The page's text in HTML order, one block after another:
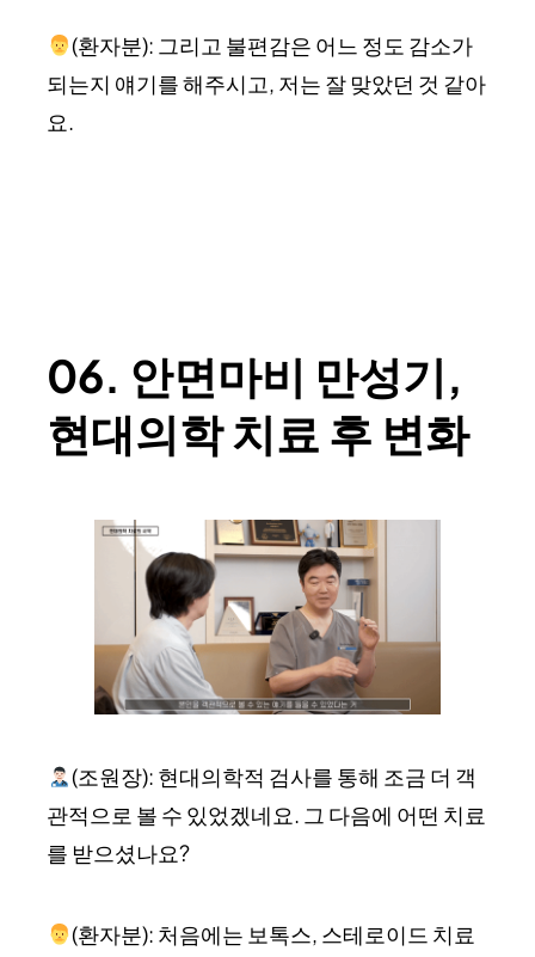
(환자분): 그리고 불편감은 어느 정도 감소가
되는지 얘기를 해주시고, 저는 잘 맞았던 것 같아
요.
06. 안면마비 만성기,
현대의학 치료 후 변화
(조원장): 현대의학적 검사를 통해 조금 더 객
관적으로 볼 수 있었겠네요. 그 다음에 어떤 치료
를 받으셨나요?
(환자분): 처음에는 보톡스, 스테로이드 치료